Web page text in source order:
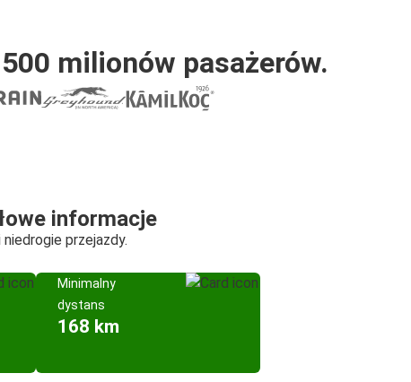
milionów pasażerów.
informacje
przejazdy.
Minimalny
dystans
168 km